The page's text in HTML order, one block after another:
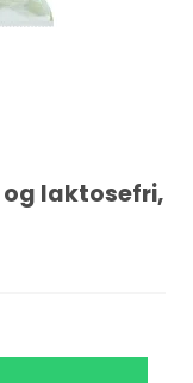
laktosefri,